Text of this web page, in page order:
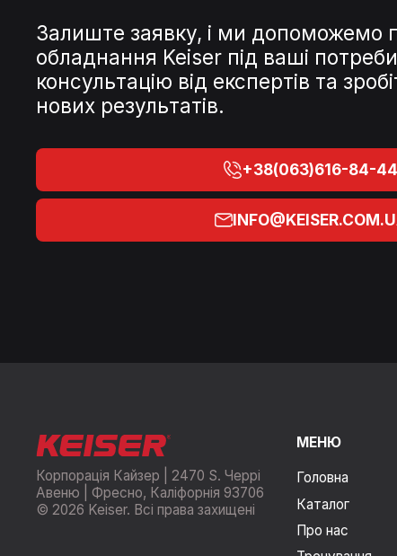
Залиште заявку, і ми допоможемо
обладнання Keiser під ваші
консультацію від експертів та
нових результатів.
+38(063)616-84-44
Корпорація Кайзер | 2470 S. Черрі
Авеню | Фресно, Каліфорнія 93706
© 2026 Keiser. Всі права захищені
МЕНЮ
Головна
Каталог
Про нас